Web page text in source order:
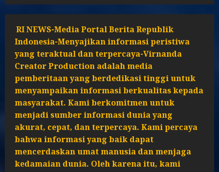
RI NEWS-Media Portal Berita Republik
Indonesia-Menyajikan informasi peristiwa
yang teraktual dan terpercaya-Virnanda
Creator Production adalah media
pemberitaan yang berdedikasi tinggi untuk
menyampaikan informasi berkualitas kepada
masyarakat. Kami berkomitmen untuk
menjadi sumber informasi dunia yang
akurat, cepat, dan terpercaya. Kami percaya
bahwa informasi yang baik dapat
mencerdaskan umat manusia dan menjaga
kedamaian dunia. Oleh karena itu, kami